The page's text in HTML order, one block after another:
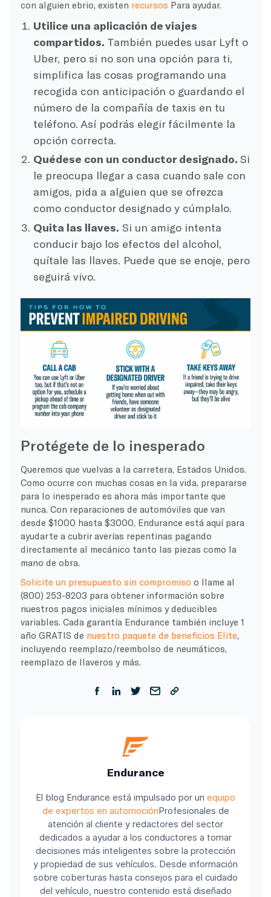
con alguien ebrio, existen recursos Para ayudar.
Utilice una aplicación de viajes
compartidos. También puedes usar Lyft o
Uber, pero si no son una opción para ti,
simplifica las cosas programando una
recogida con anticipación o guardando el
número de la compañía de taxis en tu
teléfono. Así podrás elegir fácilmente la
opción correcta.
Quédese con un conductor designado.Si
le preocupa llegar a casa cuando sale con
amigos, pida a alguien que se ofrezca
como conductor designado y cúmplalo.
Quita las llaves. Si un amigo intenta
conducir bajo los efectos del alcohol,
quítale las llaves. Puede que se enoje, pero
seguirá vivo.
Protégete de lo inesperado
Queremos que vuelvas a la carretera, Estados Unidos.
Como ocurre con muchas cosas en la vida, prepararse
para lo inesperado es ahora más importante que
nunca. Con reparaciones de automóviles que van
desde $1000 hasta $3000, Endurance está aquí para
ayudarte a cubrir averías repentinas pagando
directamente al mecánico tanto las piezas como la
mano de obra.
Solicite un presupuesto sin compromiso o llame al
(800) 253-8203 para obtener información sobre
nuestros pagos iniciales mínimos y deducibles
variables. Cada garantía Endurance también incluye 1
año GRATIS de nuestro paquete de beneficios Elite,
incluyendo reemplazo/reembolso de neumáticos,
reemplazo de llaveros y más.
Endurance
El blog Endurance está impulsado por un equipo
de expertos en automociónProfesionales de
atención al cliente y redactores del sector
dedicados a ayudar a los conductores a tomar
decisiones más inteligentes sobre la protección
y propiedad de sus vehículos. Desde información
sobre coberturas hasta consejos para el cuidado
del vehículo, nuestro contenido está diseñado